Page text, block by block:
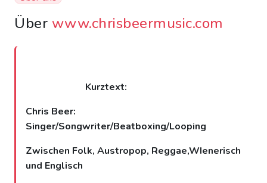
Über www.chrisbeermusic.com
Kurztext:
Chris Beer:
Singer/Songwriter/Beatboxing/Looping
Zwischen Folk, Austropop, Reggae,WIenerisch
und Englisch